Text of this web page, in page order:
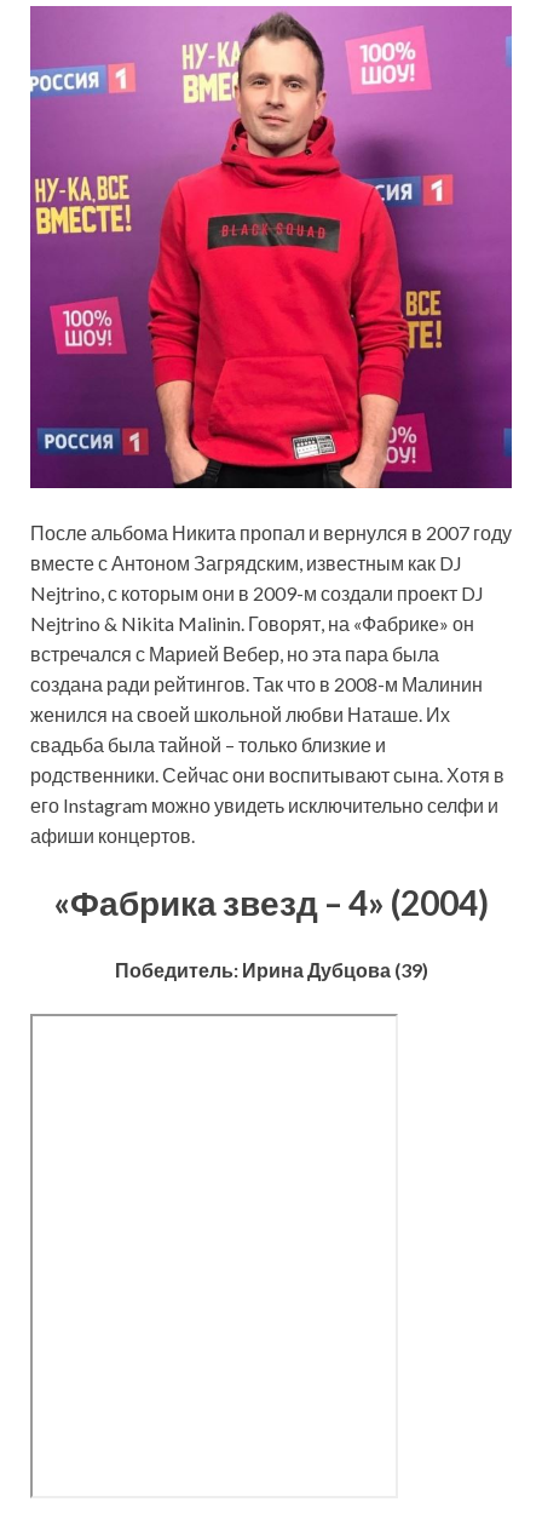
После альбома Никита пропал и вернулся в 2007 году
вместе с Антоном Загрядским, известным как DJ
Nejtrino, с которым они в 2009-м создали проект DJ
Nejtrino & Nikita Malinin. Говорят, на «Фабрике» он
встречался с Марией Вебер, но эта пара была
создана ради рейтингов. Так что в 2008-м Малинин
женился на своей школьной любви Наташе. Их
свадьба была тайной – только близкие и
родственники. Сейчас они воспитывают сына. Хотя в
его Instagram можно увидеть исключительно селфи и
афиши концертов.
«Фабрика звезд – 4» (2004)
Победитель: Ирина Дубцова (39)